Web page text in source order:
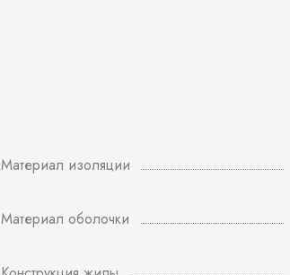
Материал изоляции
Материал оболочки